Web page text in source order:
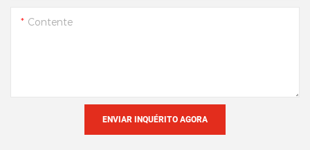
Contente
ENVIAR INQUÉRITO AGORA